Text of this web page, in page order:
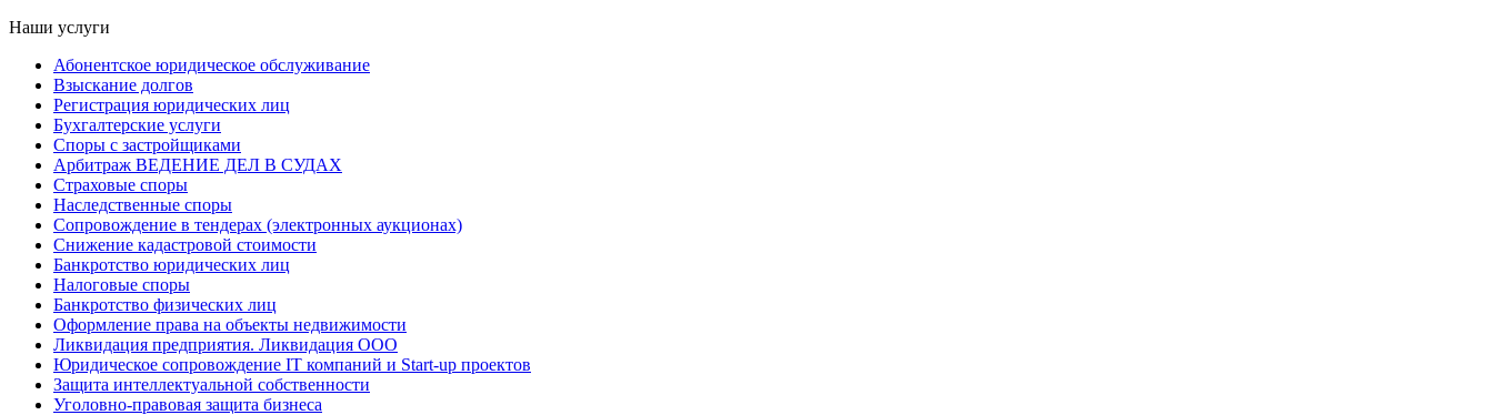
Наши услуги
Абонентское юридическое обслуживание
Взыскание долгов
Регистрация юридических лиц
Бухгалтерские услуги
Споры с застройщиками
Арбитраж ВЕДЕНИЕ ДЕЛ В СУДАХ
Страховые споры
Наследственные споры
Сопровождение в тендерах (электронных аукционах)
Снижение кадастровой стоимости
Банкротство юридических лиц
Налоговые споры
Банкротство физических лиц
Оформление права на объекты недвижимости
Ликвидация предприятия. Ликвидация ООО
Юридическое сопровождение IT компаний и Start-up проектов
Защита интеллектуальной собственности
Уголовно-правовая защита бизнеса